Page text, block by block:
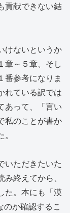
貢献できない結
けないというか
章～５章、そし
番参考になりま
れている訳では
あって、「言い
私のことが書か
いただきたいた
終えてから、
た。本にも「漠
か確認するこ